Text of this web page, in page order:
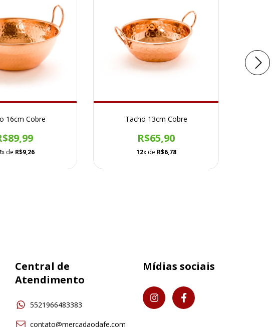
16cm Cobre
x de R$9,26
Tacho 13cm Cobre
R$65,90
12x de R$6,78
Central de
Atendimento
5521966483383
contato@mercadaodafe.com
Mídias sociais